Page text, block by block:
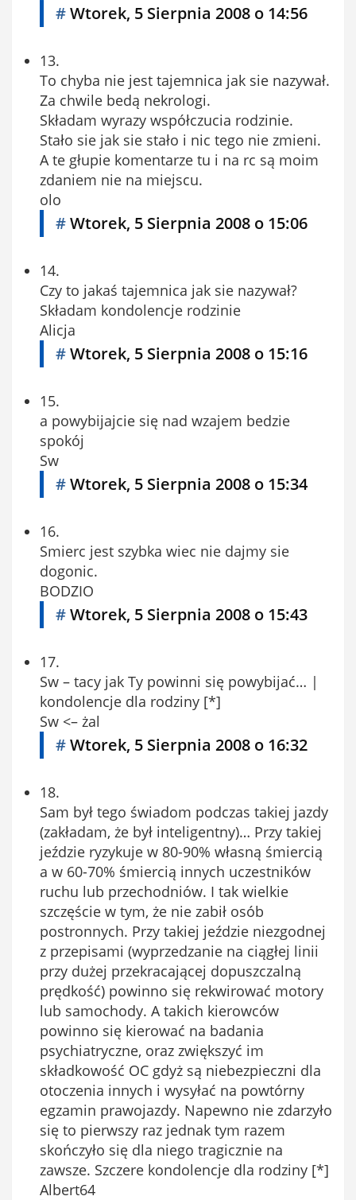
#Wtorek, 5 Sierpnia 2008 o 14:56
13.
To chyba nie jest tajemnica jak sie nazywał.
Za chwile bedą nekrologi.
Składam wyrazy współczucia rodzinie.
Stało sie jak sie stało i nic tego nie zmieni.
A te głupie komentarze tu i na rc są moim
zdaniem nie na miejscu.
olo
#Wtorek, 5 Sierpnia 2008 o 15:06
14.
Czy to jakaś tajemnica jak sie nazywał?
Składam kondolencje rodzinie
Alicja
#Wtorek, 5 Sierpnia 2008 o 15:16
15.
a powybijajcie się nad wzajem bedzie
spokój
Sw
#Wtorek, 5 Sierpnia 2008 o 15:34
16.
Smierc jest szybka wiec nie dajmy sie
dogonic.
BODZIO
#Wtorek, 5 Sierpnia 2008 o 15:43
17.
Sw – tacy jak Ty powinni się powybijać… |
kondolencje dla rodziny [*]
Sw <– żal
#Wtorek, 5 Sierpnia 2008 o 16:32
18.
Sam był tego świadom podczas takiej jazdy
(zakładam, że był inteligentny)… Przy takiej
jeździe ryzykuje w 80-90% własną śmiercią
a w 60-70% śmiercią innych uczestników
ruchu lub przechodniów. I tak wielkie
szczęście w tym, że nie zabił osób
postronnych. Przy takiej jeździe niezgodnej
z przepisami (wyprzedzanie na ciągłej linii
przy dużej przekracającej dopuszczalną
prędkość) powinno się rekwirować motory
lub samochody. A takich kierowców
powinno się kierować na badania
psychiatryczne, oraz zwiększyć im
składkowość OC gdyż są niebezpieczni dla
otoczenia innych i wysyłać na powtórny
egzamin prawojazdy. Napewno nie zdarzyło
się to pierwszy raz jednak tym razem
skończyło się dla niego tragicznie na
zawsze. Szczere kondolencje dla rodziny [*]
Albert64